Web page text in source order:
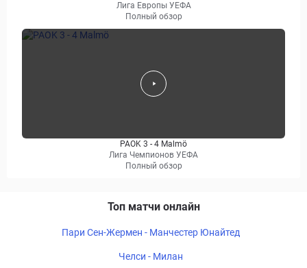
Лига Европы УЕФА
Полный обзор
PAOK 3 - 4 Malmö
Лига Чемпионов УЕФА
Полный обзор
Топ матчи онлайн
Пари Сен-Жермен - Манчестер Юнайтед
Челси - Милан